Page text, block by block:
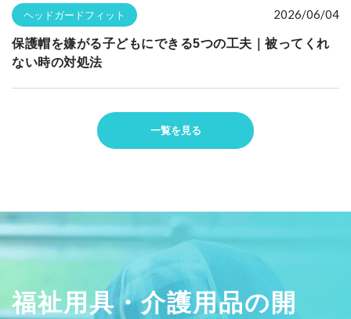
ヘッドガードフィット 2026/06/04
保護帽を嫌がる子どもにできる5つの工夫｜被ってくれ
ない時の対処法
一覧を見る
福祉用具・介護用品の開